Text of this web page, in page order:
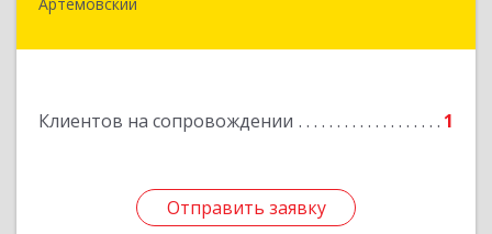
Клиентов на сопровождении 1
Отправить заявку
623780, Свердловская обл, Артемовский г,
Отправить заявку